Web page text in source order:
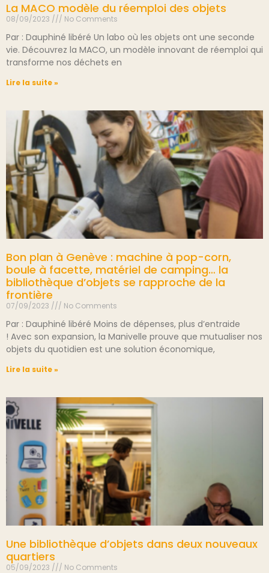
La MACO modèle du réemploi des objets
08/09/2023 No Comments
Par : Dauphiné libéré Un labo où les objets ont une seconde
vie. Découvrez la MACO, un modèle innovant de réemploi qui
transforme nos déchets en
Lire la suite »
Bon plan à Genève : machine à pop-corn,
boule à facette, matériel de camping… la
bibliothèque d’objets se rapproche de la
frontière
07/09/2023 No Comments
Par : Dauphiné libéré Moins de dépenses, plus d’entraide
! Avec son expansion, la Manivelle prouve que mutualiser nos
objets du quotidien est une solution économique,
Lire la suite »
Une bibliothèque d’objets dans deux nouveaux
quartiers
05/09/2023 No Comments